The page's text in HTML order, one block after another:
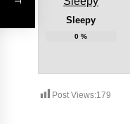
Sleepy
0 %
Post Views:179